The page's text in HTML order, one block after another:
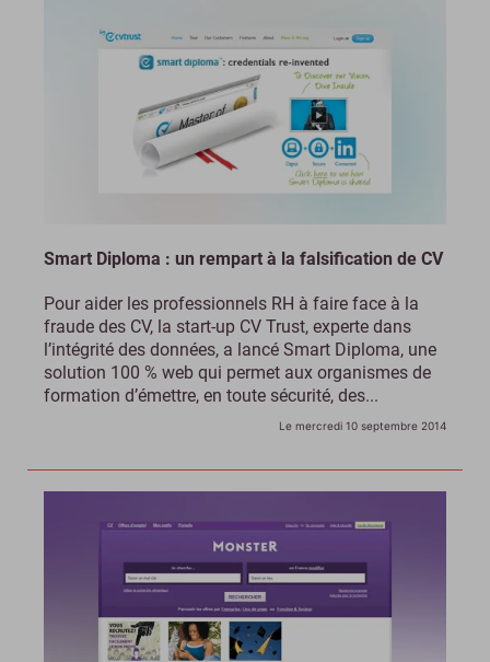
Smart Diploma : un rempart à la falsification de CV
Pour aider les professionnels RH à faire face à la
fraude des CV, la start-up CV Trust, experte dans
l’intégrité des données, a lancé Smart Diploma, une
solution 100 % web qui permet aux organismes de
formation d’émettre, en toute sécurité, des...
Le mercredi 10 septembre 2014